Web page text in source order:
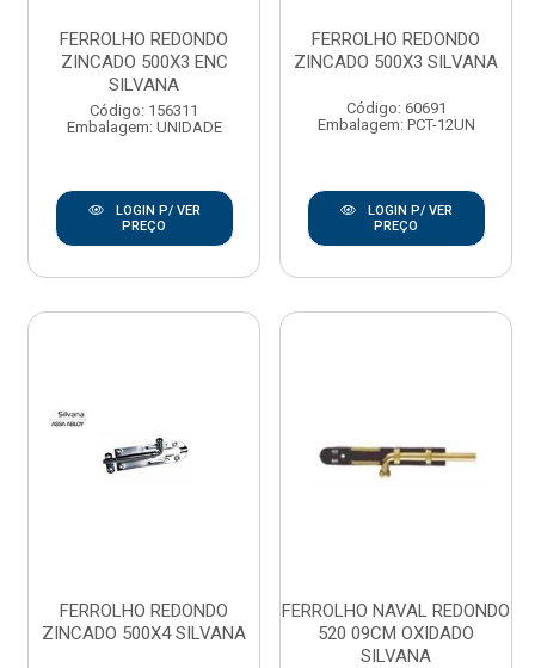
FERROLHO REDONDO
ZINCADO 500X3 ENC
SILVANA
Código: 156311
Embalagem: UNIDADE
LOGIN P/ VER
PREÇO
FERROLHO REDONDO
ZINCADO 500X3 SILVANA
Código: 60691
Embalagem: PCT-12UN
LOGIN P/ VER
PREÇO
FERROLHO REDONDO
ZINCADO 500X4 SILVANA
FERROLHO NAVAL REDONDO
520 09CM OXIDADO
SILVANA